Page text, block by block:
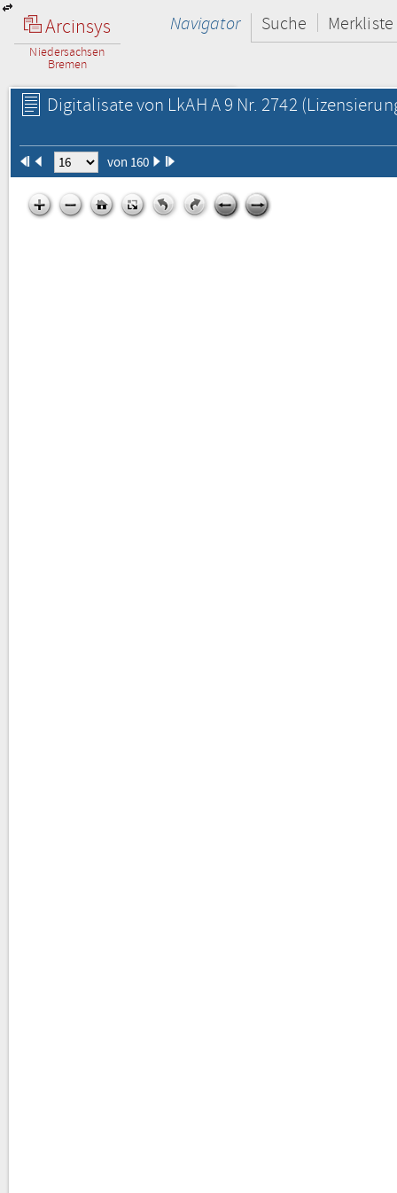
Arcinsys
Niedersachsen
Bremen
Navigator Suche Merkliste
Digitalisate von LkAH A 9 Nr. 2742
von 160